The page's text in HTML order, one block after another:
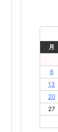
月
6
13
20
27